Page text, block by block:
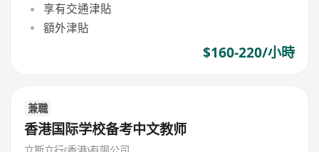
享有交通津貼
額外津貼
$160-220/小時
兼職
香港国际学校备考中文教师